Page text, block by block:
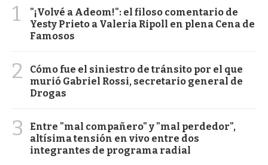
1
"¡Volvé a Adeom!": el filoso comentario de
Yesty Prieto a Valeria Ripoll en plena Cena de
Famosos
2
Cómo fue el siniestro de tránsito por el que
murió Gabriel Rossi, secretario general de
Drogas
3
Entre "mal compañero" y "mal perdedor",
altísima tensión en vivo entre dos
integrantes de programa radial